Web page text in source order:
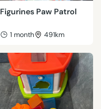
Figurines Paw Patrol
1 month 491km